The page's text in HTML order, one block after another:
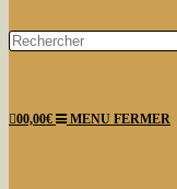
00,00€ MENU FERMER